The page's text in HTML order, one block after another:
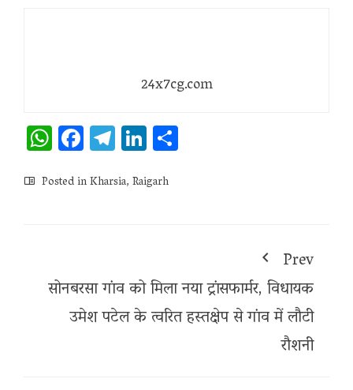
24x7cg.com
WhatsApp
Facebook
Telegram
LinkedIn
Posted inKharsia,Raigarh
Prev
सोनबरसा गांव को मिला नया ट्रांसफार्मर, विधायक
उमेश पटेल के त्वरित हस्तक्षेप से गांव में लौटी
रौशनी